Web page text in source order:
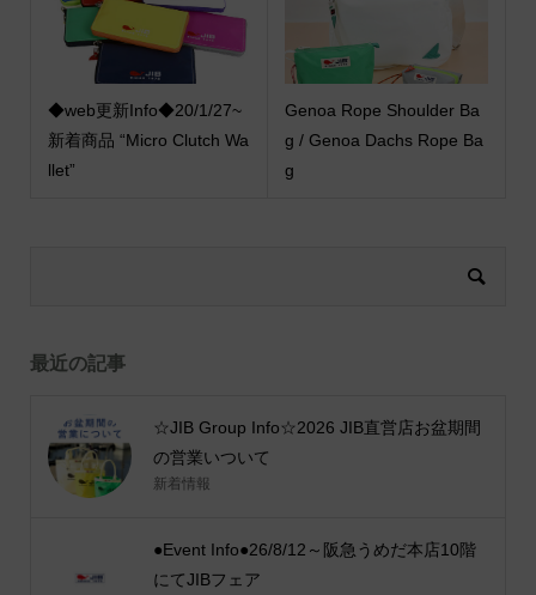
◆web更新Info◆20/1/27~
新着商品 “Micro Clutch Wa
llet”
Genoa Rope Shoulder Ba
g / Genoa Dachs Rope Ba
g
最近の記事
☆JIB Group Info☆2026 JIB直営店お盆期間
の営業いついて
新着情報
●Event Info●26/8/12～阪急うめだ本店10階
にてJIBフェア